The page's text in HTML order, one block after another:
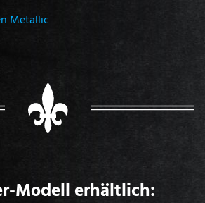
Metallic
Modell erhältlich: